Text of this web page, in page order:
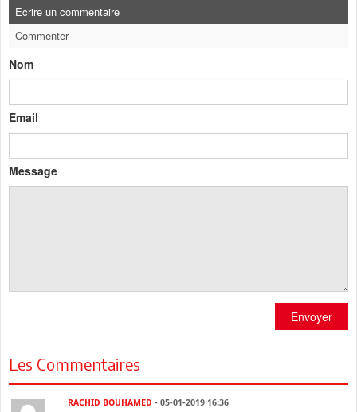
Ecrire un commentaire
Commenter
Nom
Email
Message
Envoyer
Les Commentaires
RACHID BOUHAMED - 05-01-2019 16:36